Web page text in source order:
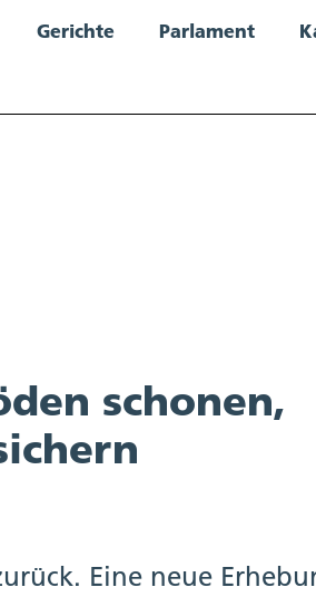
Gerichte Parlament
schonen,
Eine neue